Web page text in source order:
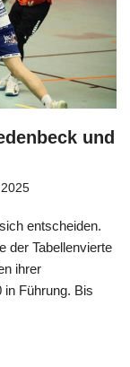
und
entscheiden.
der Tabellenvierte
ihrer
in Führung. Bis